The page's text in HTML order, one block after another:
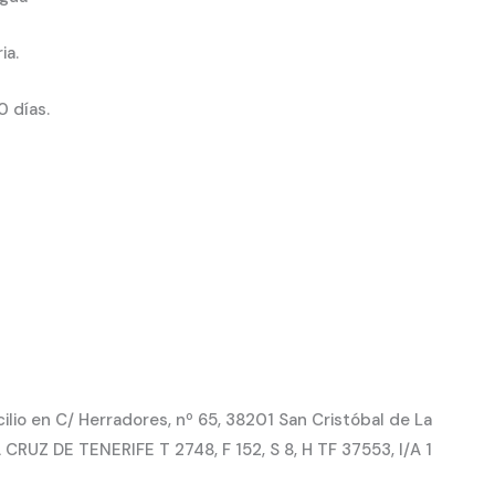
días.
en C/ Herradores, nº 65, 38201 San Cristóbal de La
DE TENERIFE T 2748, F 152, S 8, H TF 37553, I/A 1